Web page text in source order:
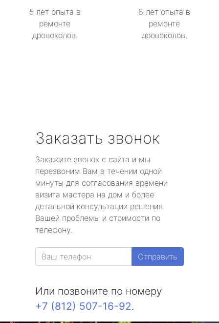
5 лет опыта в
ремонте
дровоколов.
8 лет опыта в
ремонте
дровоколов.
Заказать звонок
Закажите звонок с сайта и мы
перезвоним Вам в течении одной
минуты для согласования времени
визита мастера на дом и более
детальной консультации решения
Вашей проблемы и стоимости по
телефону.
Отправить
Или позвоните по номеру
+7 (812) 507-16-92.